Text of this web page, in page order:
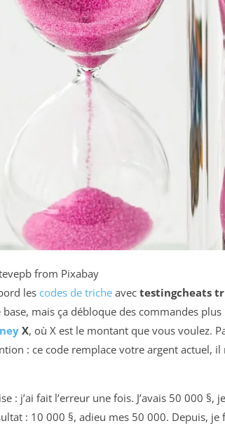
from Pixabay
les codes de triche avec testingcheats
base, mais ça débloque des commandes
X, où X est le montant que vous voulez.
: ce code remplace votre argent actuel, il
: j’ai fait l’erreur une fois. J’avais 50 000
: 10 000 §, adieu mes 50 000. Depuis,